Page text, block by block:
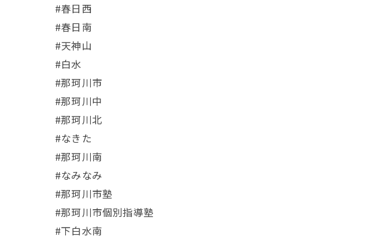
#春日西
#春日南
#天神山
#白水
#那珂川市
#那珂川中
#那珂川北
#なきた
#那珂川南
#なみなみ
#那珂川市塾
#那珂川市個別指導塾
#下白水南